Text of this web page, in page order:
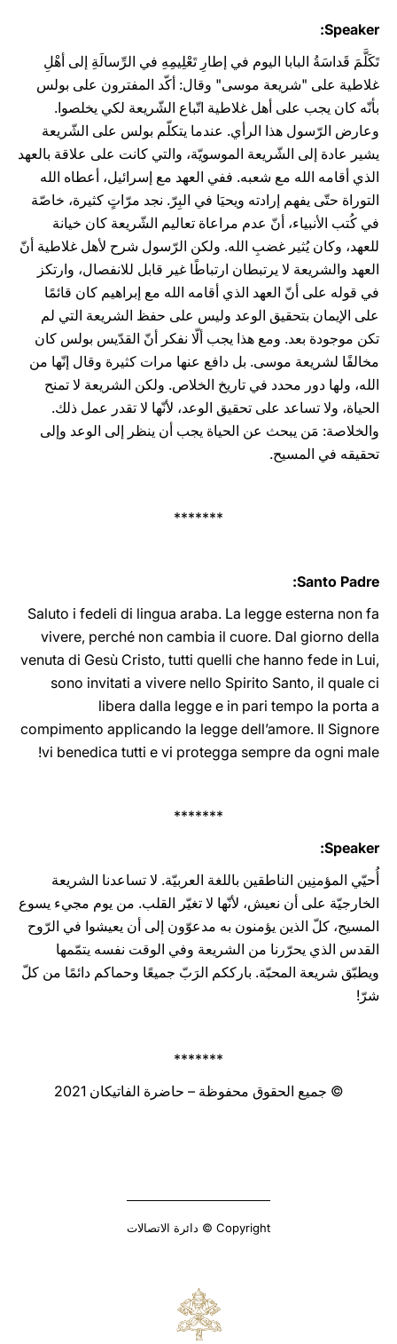
Speaker:
تَكَلَّمَ قَداسَةُ البابا اليوم في إطارِ تَعْلِيمِهِ في الرِّسالَةِ إلى أهْلِ
غلاطية على "شريعة موسى" وقال: أكّد المفترون على بولس
بأنّه كان يجب على أهل غلاطية اتّباع الشّريعة لكي يخلصوا.
وعارض الرّسول هذا الرأي. عندما يتكلّم بولس على الشّريعة
يشير عادة إلى الشّريعة الموسويّة، والتي كانت على علاقة بالعهد
الذي أقامه الله مع شعبه. ففي العهد مع إسرائيل، أعطاه الله
التوراة حتّى يفهم إرادته ويحيَا في البِرّ. نجد مرّاتٍ كثيرة، خاصّة
في كُتب الأنبياء، أنّ عدم مراعاة تعاليم الشّريعة كان خيانة
للعهد، وكان يُثير غضبِ الله. ولكن الرّسول شرح لأهل غلاطية أنّ
العهد والشريعة لا يرتبطان ارتباطًا غير قابل للانفصال، وارتكز
في قوله على أنّ العهد الذي أقامه الله مع إبراهيم كان قائمًا
على الإيمان بتحقيق الوعد وليس على حفظ الشريعة التي لم
تكن موجودة بعد. ومع هذا يجب ألّا نفكر أنّ القدّيس بولس كان
مخالفًا لشريعة موسى. بل دافع عنها مرات كثيرة وقال إنّها من
الله، ولها دور محدد في تاريخ الخلاص. ولكن الشريعة لا تمنح
الحياة، ولا تساعد على تحقيق الوعد، لأنّها لا تقدر عمل ذلك.
والخلاصة: مَن يبحث عن الحياة يجب أن ينظر إلى الوعد وإلى
تحقيقه في المسيح.
*******
Santo Padre:
Saluto i fedeli di lingua araba. La legge esterna non fa
vivere, perché non cambia il cuore. Dal giorno della
venuta di Gesù Cristo, tutti quelli che hanno fede in Lui,
sono invitati a vivere nello Spirito Santo, il quale ci
libera dalla legge e in pari tempo la porta a
compimento applicando la legge dell’amore. Il Signore
vi benedica tutti e vi protegga ‎sempre da ogni male‎‎‎‏!
*******
Speaker:
أُحيّي المؤمنِين الناطقين باللغة العربيّة. لا تساعدنا الشريعة
الخارجيّة على أن نعيش، لأنّها لا تغيّر القلب. من يوم مجيء يسوع
المسيح، كلّ الذين يؤمنون به مدعوّون إلى أن يعيشوا في الرّوح
القدس الذي يحرّرنا من الشريعة وفي الوقت نفسه يتمّمها
ويطبّق شريعة المحبّة. بارككم الرَبّ جميعًا وحماكم دائمًا من كلّ
شرّ!
*******
© جميع الحقوق محفوظة – حاضرة الفاتيكان 2021
Copyright © دائرة الاتصالات